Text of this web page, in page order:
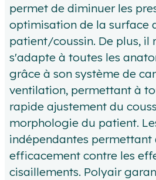
permet de diminuer les
optimisation de la surface
patient/coussin. De plus, il
s'adapte à toutes les
grâce à son système de
ventilation, permettant à
rapide ajustement du
morphologie du patient.
indépendantes permettant
efficacement contre les
cisaillements. Polyair